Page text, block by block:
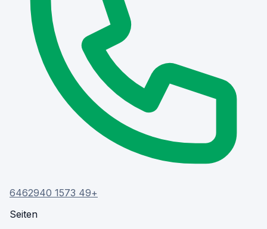
+49 1573 6462940
Seiten